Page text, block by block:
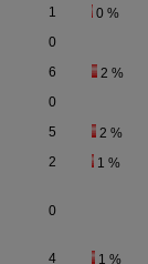
1 0 %
0
6 2 %
0
5 2 %
2 1 %
0
4 1 %